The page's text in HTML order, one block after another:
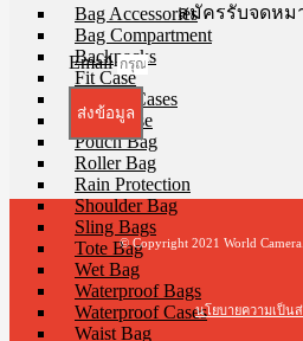
Bag Accessories
Bag Compartment
Backpacks
Fit Case
Holster Cases
Lens Case
Pouch Bag
Roller Bag
Rain Protection
Shoulder Bag
Sling Bags
Tote Bag
Wet Bag
Waterproof Bags
Waterproof Cases
Waist Bag
สมัครรับจดหม
Email
ส่งข้อมูล
© Copyright 2021 World
นโยบายความเป็น